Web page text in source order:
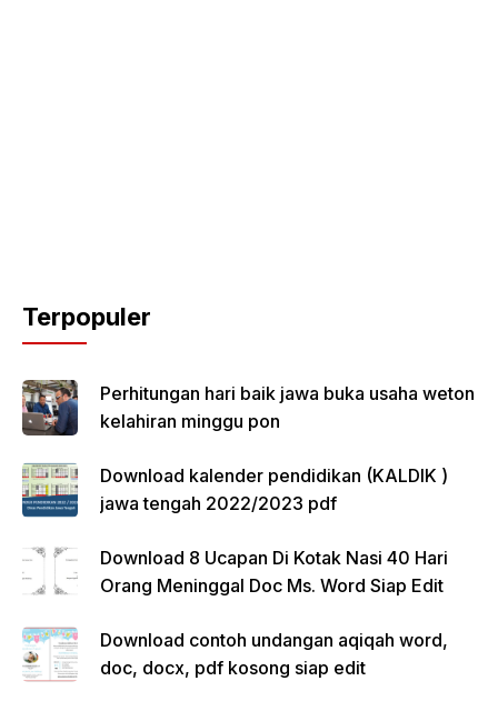
Terpopuler
Perhitungan hari baik jawa buka usaha weton
kelahiran minggu pon
Download kalender pendidikan (KALDIK )
jawa tengah 2022/2023 pdf
Download 8 Ucapan Di Kotak Nasi 40 Hari
Orang Meninggal Doc Ms. Word Siap Edit
Download contoh undangan aqiqah word,
doc, docx, pdf kosong siap edit